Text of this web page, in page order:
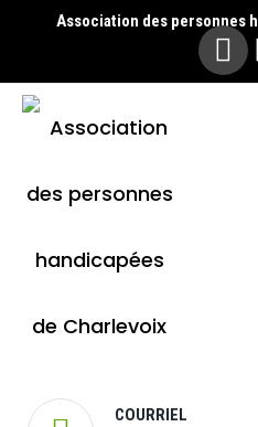
Association des personnes
COURRIEL